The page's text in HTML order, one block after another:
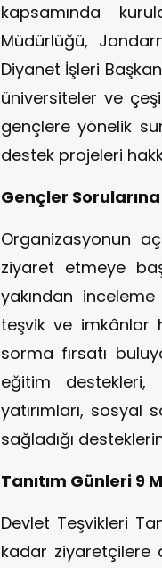
kapsamında
Müdürlüğü,
Diyanet İşleri
üniversiteler ve
gençlere yönelik
destek projeleri
Gençler
Organizasyonun
ziyaret etmeye
yakından
teşvik ve imkânlar
sorma fırsatı
eğitim destekleri,
yatırımları,
sağladığı
Tanıtım Günleri 9
Devlet Teşvikleri
kadar ziyaretçilere